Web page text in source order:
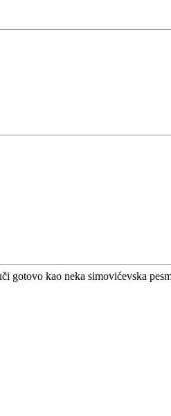
gotovo kao neka simovićevska